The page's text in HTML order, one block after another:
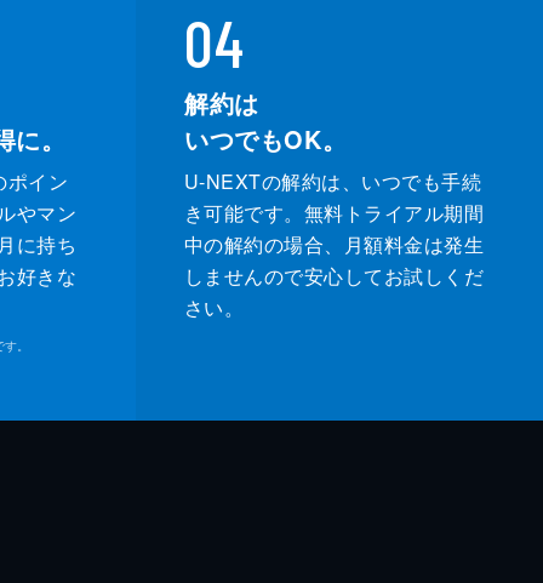
。
ポイン
やマン
に持ち
好きな
。
04
解約は
いつでもOK。
U-NEXTの解約は、いつでも手続
き可能です。無料トライアル期間
中の解約の場合、月額料金は発生
しませんので安心してお試しくだ
さい。